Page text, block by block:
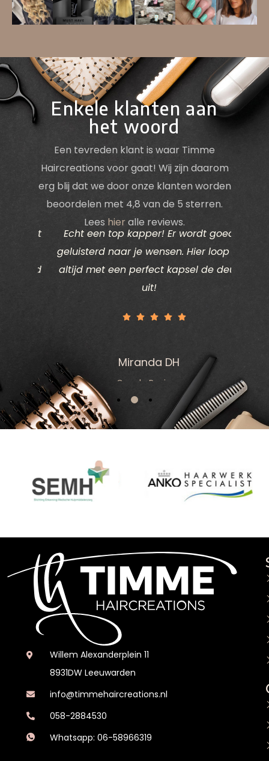
Enkele klanten aan
het woord
Een tevreden klant is waar Timme
Haircreations voor gaat! Wij zijn daarom
erg blij dat we door onze klanten worden
beoordelen met 4,8 van de 5 sterren.
Lees hieralle reviews.
Miranda DH
Google Reviews
Echt een top kapper! Er wordt goed
geluisterd naar je wensen. Hier loop je
altijd met een perfect kapsel de deur
Willem Alexanderplein 11
8931DW Leeuwarden
info@timmehaircreations.nl
058-2884530
Whatsapp: 06-58966319